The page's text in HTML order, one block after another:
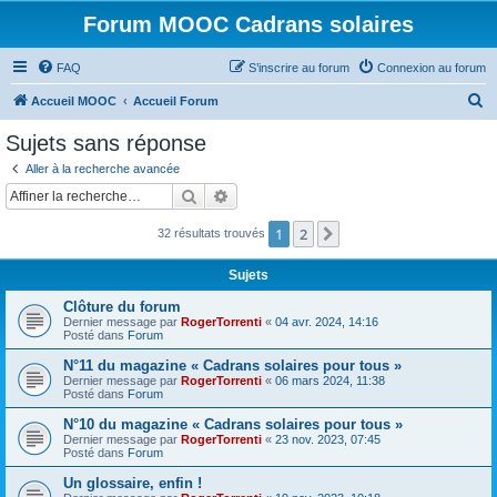
Forum MOOC Cadrans solaires
FAQ Connexion au forum
S’inscrire au forum
Accueil MOOC Accueil Forum
c
Sujets sans réponse
Aller à la recherche avancée
Rechercher
32 résultats trouvés 1 2
Sujets
Clôture du forum
Dernier message par RogerTorrenti « 04 avr. 2024, 14:16
Posté dans Forum
N°11 du magazine « Cadrans solaires pour tous »
Dernier message par RogerTorrenti « 06 mars 2024, 11:38
Posté dans Forum
N°10 du magazine « Cadrans solaires pour tous »
Dernier message par RogerTorrenti « 23 nov. 2023, 07:45
Posté dans Forum
Un glossaire, enfin !